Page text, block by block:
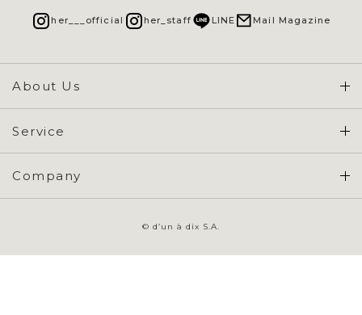
About Us
Concept & Overview
Service
会員登録 / ログイン
ご利用ガイド
お問い合わせ
Company
her___official her_staff LINE Mail Magazine
© d’un à dix S.A.